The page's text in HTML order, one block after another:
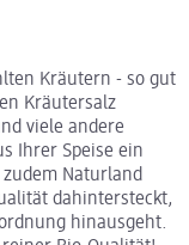
Kräutern - so gut
Kräutersalz
viele andere
Ihrer Speise ein
Naturland
dahintersteckt,
hinausgeht.